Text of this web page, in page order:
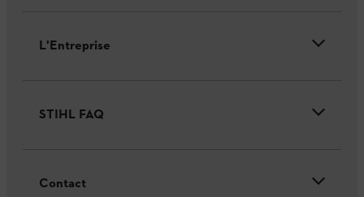
L'Entreprise
STIHL FAQ
Contact